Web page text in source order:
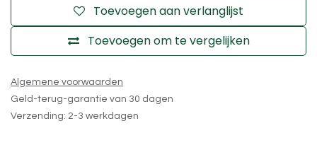
Toevoegen om te vergelijken
Toevoegen aan verlanglijst
Algemene voorwaarden
Geld-terug-garantie van 30 dagen
Verzending: 2-3 werkdagen